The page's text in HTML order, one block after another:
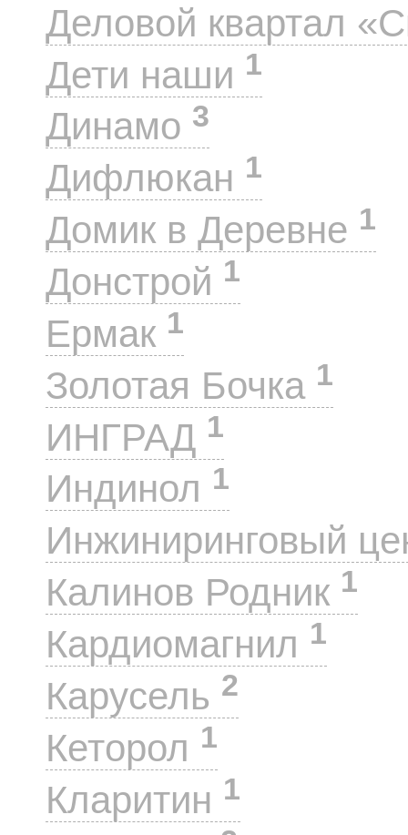
Деловой квартал
Дети наши 1
Динамо 3
Дифлюкан 1
Домик в Деревне 1
Донстрой 1
Ермак 1
Золотая Бочка 1
ИНГРАД 1
Индинол 1
Инжиниринговый
Калинов Родник 1
Кардиомагнил 1
Карусель 2
Кеторол 1
Кларитин 1